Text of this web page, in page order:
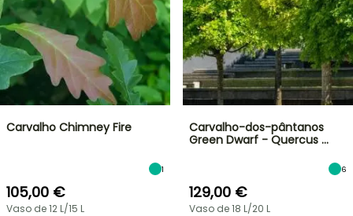
Carvalho Chimney Fire
1
105,00 €
Vaso de 12 L/15 L
Carvalho-dos-pântanos
Green Dwarf - Quercus …
6
129,00 €
Vaso de 18 L/20 L